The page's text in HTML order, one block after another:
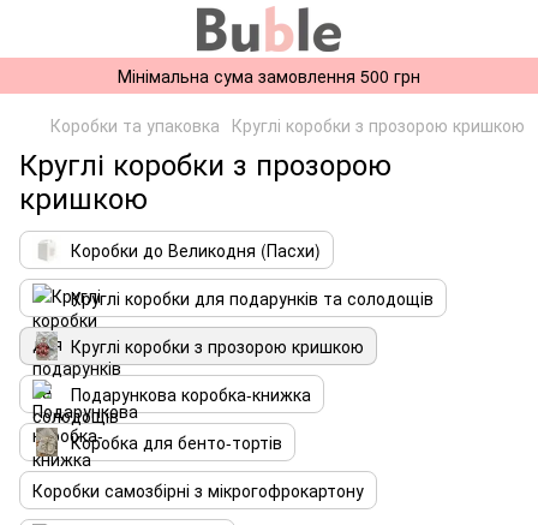
Мінімальна сума замовлення 500 грн
Коробки та упаковка Круглі коробки з прозорою кришкою
Круглі коробки з прозорою
кришкою
Коробки до Великодня (Пасхи)
Круглі коробки для подарунків та солодощів
Круглі коробки з прозорою кришкою
Подарункова коробка-книжка
Коробка для бенто-тортів
Коробки самозбірні з мікрогофрокартону